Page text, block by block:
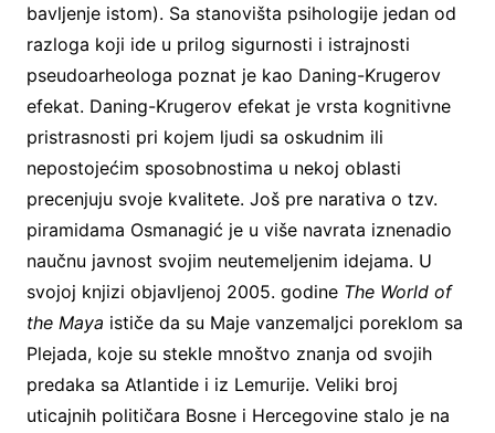
bavljenje istom). Sa stanovišta psihologije jedan od
razloga koji ide u prilog sigurnosti i istrajnosti
pseudoarheologa poznat je kao Daning-Krugerov
efekat. Daning-Krugerov efekat je vrsta kognitivne
pristrasnosti pri kojem ljudi sa oskudnim ili
nepostojećim sposobnostima u nekoj oblasti
precenjuju svoje kvalitete. Još pre narativa o tzv.
piramidama Osmanagić je u više navrata iznenadio
naučnu javnost svojim neutemeljenim idejama. U
svojoj knjizi objavljenoj 2005. godine The World of
the Maya ističe da su Maje vanzemaljci poreklom sa
Plejada, koje su stekle mnoštvo znanja od svojih
predaka sa Atlantide i iz Lemurije. Veliki broj
uticajnih političara Bosne i Hercegovine stalo je na